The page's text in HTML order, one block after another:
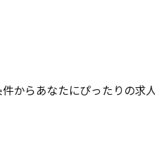
からあなたにぴったりの求